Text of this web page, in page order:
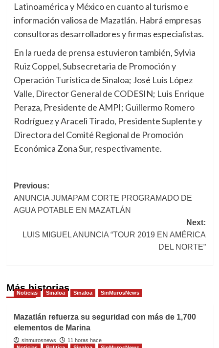
Latinoamérica y México en cuanto al turismo e
información valiosa de Mazatlán. Habrá empresas
consultoras desarrolladores y firmas especialistas.
En la rueda de prensa estuvieron también, Sylvia
Ruiz Coppel, Subsecretaria de Promoción y
Operación Turística de Sinaloa; José Luis López
Valle, Director General de CODESIN; Luis Enrique
Peraza, Presidente de AMPI; Guillermo Romero
Rodríguez y Araceli Tirado, Presidente Suplente y
Directora del Comité Regional de Promoción
Económica Zona Sur, respectivamente.
Post
navigation
Previous:
ANUNCIA JUMAPAM CORTE PROGRAMADO DE
AGUA POTABLE EN MAZATLÁN
Next:
LUIS MIGUEL ANUNCIA “TOUR 2019 EN AMÉRICA
DEL NORTE”
Más historias
Noticias Sinaloa Sinaloa SinMurosNews
Mazatlán refuerza su seguridad con más de 1,700
elementos de Marina
sinmurosnews
11 horas hace